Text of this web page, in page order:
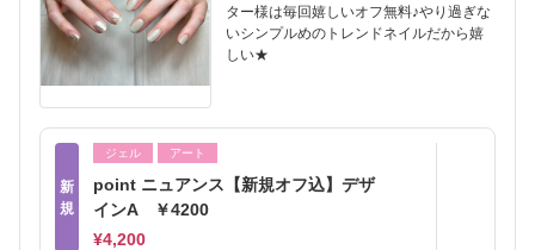
ター様は毎回嬉しいオフ無料♪やり過ぎな
いシンプルめのトレンドネイルだから嬉
しい★
新
規
ジェル アート
point ニュアンス【新規オフ込】デザ
インA ￥4200
¥4,200